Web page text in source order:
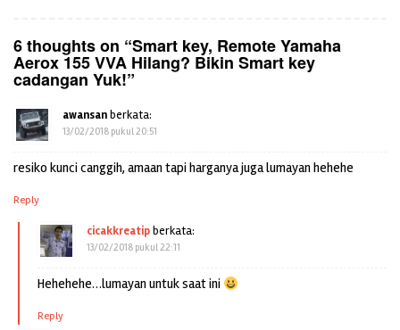
6 thoughts on “Smart key, Remote Yamaha
Aerox 155 VVA Hilang? Bikin Smart key
cadangan Yuk!”
awansanberkata:
13/02/2018 pukul 20:51
resiko kunci canggih, amaan tapi harganya juga lumayan hehehe
Reply
cicakkreatipberkata:
13/02/2018 pukul 22:11
Hehehehe…lumayan untuk saat ini
Reply